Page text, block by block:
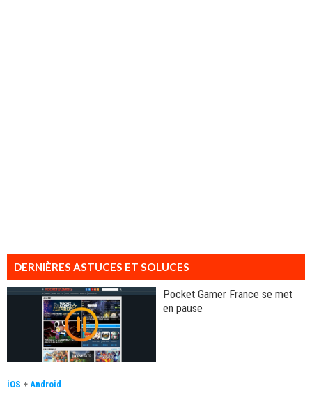
DERNIÈRES ASTUCES ET SOLUCES
Pocket Gamer France se met
en pause
iOS + Android